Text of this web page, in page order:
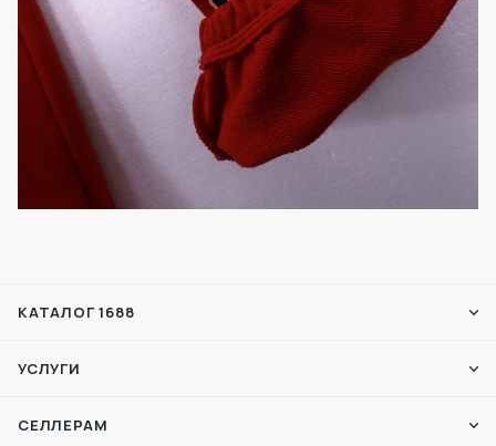
КАТАЛОГ 1688
УСЛУГИ
СЕЛЛЕРАМ